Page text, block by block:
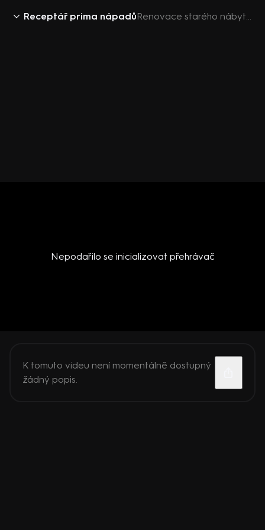
Receptář prima nápadů Renovace starého nábytku
Nepodařilo se inicializovat přehrávač
K tomuto videu není momentálně dostupný
žádný popis.